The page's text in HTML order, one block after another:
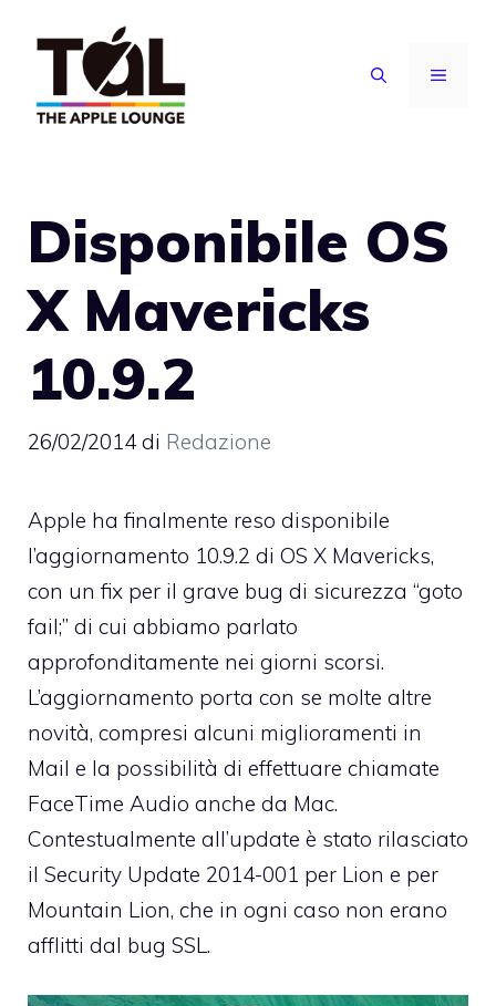
contenuto
MENU
Disponibile OS
X Mavericks
10.9.2
26/02/2014 di Redazione
Apple ha finalmente reso disponibile
l’aggiornamento 10.9.2 di OS X Mavericks,
con un fix per il grave bug di sicurezza “goto
fail;” di cui abbiamo parlato
approfonditamente nei giorni scorsi.
L’aggiornamento porta con se molte altre
novità, compresi alcuni miglioramenti in
Mail e la possibilità di effettuare chiamate
FaceTime Audio anche da Mac.
Contestualmente all’update è stato rilasciato
il Security Update 2014-001 per Lion e per
Mountain Lion, che in ogni caso non erano
afflitti dal bug SSL.